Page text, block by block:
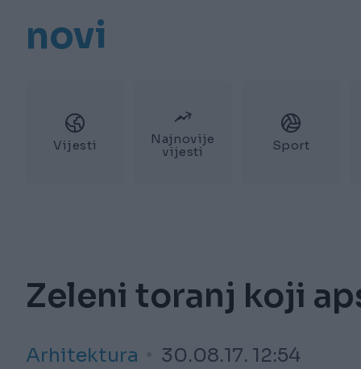
novi
Vijesti
Najnovije
vijesti
Sport
Zeleni toranj koji
Arhitektura 30.08.17. 12:54